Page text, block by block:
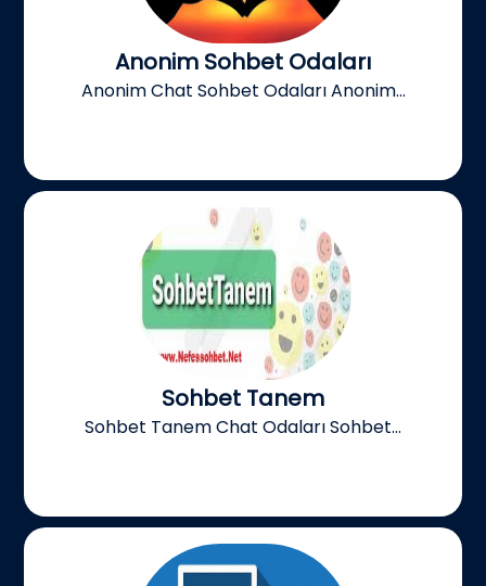
Anonim Sohbet Odaları
Anonim Chat Sohbet Odaları Anonim...
Sohbet Tanem
Sohbet Tanem Chat Odaları Sohbet...